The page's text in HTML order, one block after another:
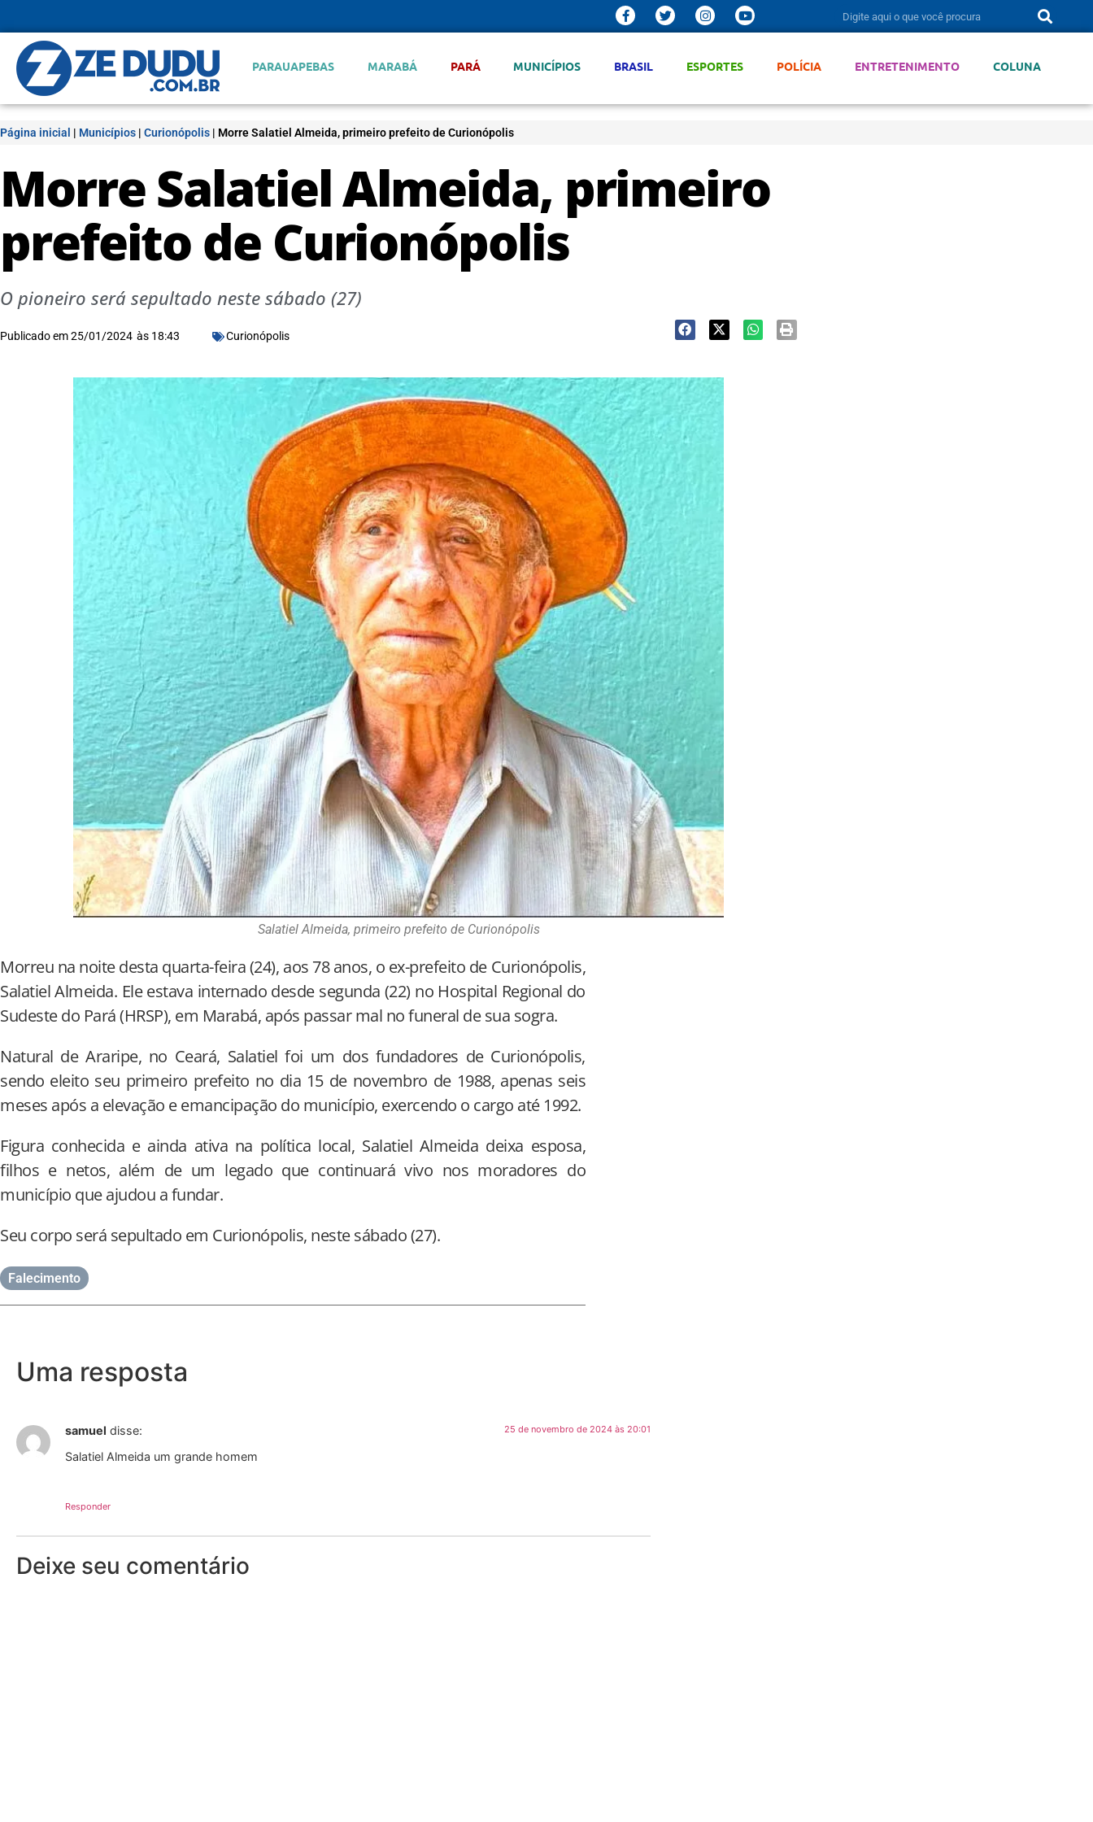
PARAUAPEBAS MARABÁ PARÁ MUNICÍPIOS BRASIL ESPORTES POLÍCIA ENTRETENIMENTO COLUNA
Página inicial | Municípios | Curionópolis | Morre Salatiel Almeida, primeiro prefeito de Curionópolis
Morre Salatiel Almeida, primeiro
prefeito de Curionópolis
O pioneiro será sepultado neste sábado (27)
Publicado em25/01/2024 às 18:43 Curionópolis
Salatiel Almeida, primeiro prefeito de Curionópolis
Morreu na noite desta quarta-feira (24), aos 78 anos, o ex-prefeito de Curionópolis,
Salatiel Almeida. Ele estava internado desde segunda (22) no Hospital Regional do
Sudeste do Pará (HRSP), em Marabá, após passar mal no funeral de sua sogra.
Natural de Araripe, no Ceará, Salatiel foi um dos fundadores de Curionópolis,
sendo eleito seu primeiro prefeito no dia 15 de novembro de 1988, apenas seis
meses após a elevação e emancipação do município, exercendo o cargo até 1992.
Figura conhecida e ainda ativa na política local, Salatiel Almeida deixa esposa,
filhos e netos, além de um legado que continuará vivo nos moradores do
município que ajudou a fundar.
Seu corpo será sepultado em Curionópolis, neste sábado (27).
Falecimento
Uma resposta
samuel disse: 25 de novembro de 2024 às 20:01
Salatiel Almeida um grande homem
Responder
Deixe seu comentário